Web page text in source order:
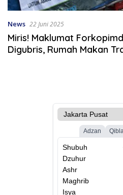
News 22 Juni 2025
Miris! Maklumat
Digubris, Rumah Makan